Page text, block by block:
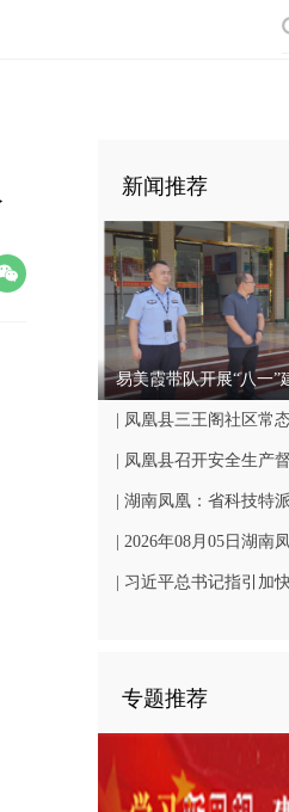
新闻推荐
易美霞带队开展“八一”
| 凤凰县三王阁社区常
巡查工作
| 凤凰县召开安全生产
| 湖南凤凰：省科技特
凤凰文旅发展
| 2026年08月05日湖南
| 习近平总书记指引加
专题推荐